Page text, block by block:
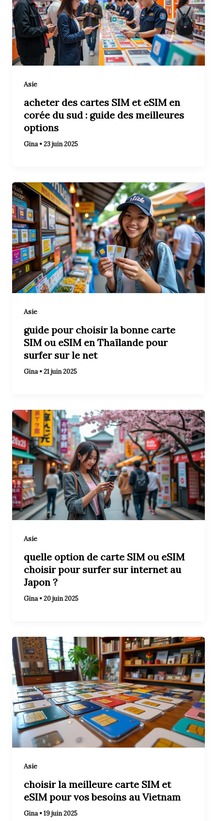
Asie
acheter des cartes SIM et eSIM en
corée du sud : guide des meilleures
options
Gina•23 juin 2025
Asie
guide pour choisir la bonne carte
SIM ou eSIM en Thaïlande pour
surfer sur le net
Gina•21 juin 2025
Asie
quelle option de carte SIM ou eSIM
choisir pour surfer sur internet au
Japon ?
Gina•20 juin 2025
Asie
choisir la meilleure carte SIM et
eSIM pour vos besoins au Vietnam
Gina•19 juin 2025